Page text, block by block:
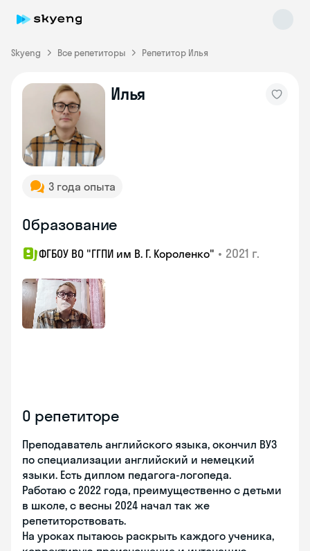
Skyeng Все репетиторы Репетитор Илья
Илья
3 года опыта
Образование
ФГБОУ ВО "ГГПИ им В. Г. Короленко" • 2021 г.
О репетиторе
Преподаватель английского языка, окончил ВУЗ
по специализации английский и немецкий
языки. Есть диплом педагога-логопеда.
Работаю с 2022 года, преимущественно с детьми
в школе, с весны 2024 начал так же
репетиторствовать.
На уроках пытаюсь раскрыть каждого ученика,
Skyeng Chat
online